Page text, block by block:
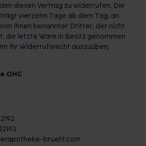
diesen Vertrag zu widerrufen. Die
vierzehn Tage ab dem Tag, an
Ihnen benannter Dritter, der nicht
die letzte Ware in Besitz genommen
Ihr Widerrufsrecht auszuüben,
OHG
bruehl.com